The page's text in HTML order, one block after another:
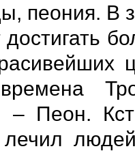
пеония. В
– Пеон.
лечил